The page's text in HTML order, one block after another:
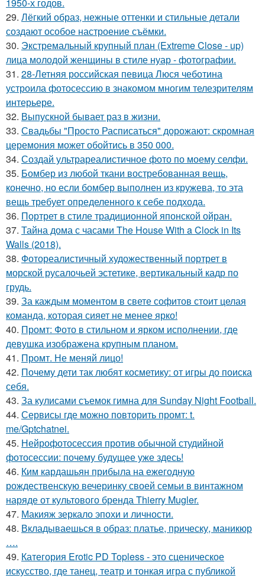
1950-х годов.
29. Лёгкий образ, нежные оттенки и стильные детали
создают особое настроение съёмки.
30. Экстремальный крупный план (Extreme Close - up)
лица молодой женщины в стиле нуар - фотографии.
31. 28-Летняя российская певица Люся чеботина
устроила фотосессию в знакомом многим телезрителям
интерьере.
32. Выпускной бывает раз в жизни.
33. Свадьбы "Просто Расписаться" дорожают: скромная
церемония может обойтись в 350 000.
34. Создай ультрареалистичное фото по моему селфи.
35. Бомбер из любой ткани востребованная вещь,
конечно, но если бомбер выполнен из кружева, то эта
вещь требует определенного к себе подхода.
36. Портрет в стиле традиционной японской ойран.
37. Тайна дома с часами The House With a Clock in Its
Walls (2018).
38. Фотореалистичный художественный портрет в
морской русалочьей эстетике, вертикальный кадр по
грудь.
39. За каждым моментом в свете софитов стоит целая
команда, которая сияет не менее ярко!
40. Промт: Фото в стильном и ярком исполнении, где
девушка изображена крупным планом.
41. Промт. Не меняй лицо!
42. Почему дети так любят косметику: от игры до поиска
себя.
43. За кулисами съемок гимна для Sunday Night Football.
44. Сервисы где можно повторить промт: t.
me/Gptchatnei.
45. Нейрофотосессия против обычной студийной
фотосессии: почему будущее уже здесь!
46. Ким кардашьян прибыла на ежегодную
рождественскую вечеринку своей семьи в винтажном
наряде от культового бренда Thierry Mugler.
47. Макияж зеркало эпохи и личности.
48. Вкладываешься в образ: платье, прическу, маникюр
….
49. Категория Erotic PD Topless - это сценическое
искусство, где танец, театр и тонкая игра с публикой